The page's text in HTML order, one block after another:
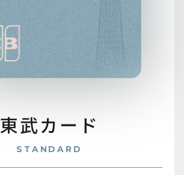
東武カード
STANDARD